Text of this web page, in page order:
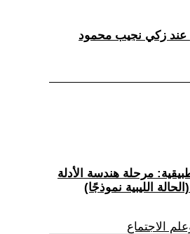
مرحلة هندسة الأدلة
الليبية نموذجًا)
الاجتماع